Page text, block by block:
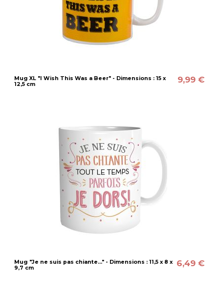
Mug XL "I Wish This Was a Beer" - Dimensions : 15 x
12,5 cm
9,99 €
Mug "Je ne suis pas chiante..." - Dimensions : 11,5 x 8 x
9,7 cm
6,49 €